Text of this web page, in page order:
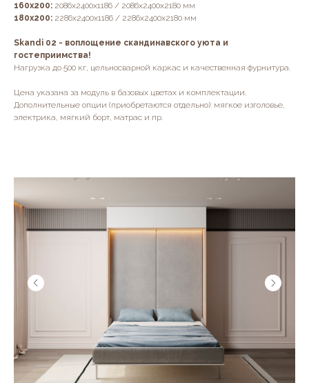
160х200: 2086х2400х1186 / 2086х2400х2180 мм
180х200: 2286х2400х1186 / 2286х2400х2180 мм
Skandi 02 - воплощение скандинавского уюта и
гостеприимства!
Нагрузка до 500 кг, цельносварной каркас и качественная фурнитура.
Цена указана за модуль в базовых цветах и комплектации.
Дополнительные опции (приобретаются отдельно): мягкое изголовье,
электрика, мягкий борт, матрас и пр.